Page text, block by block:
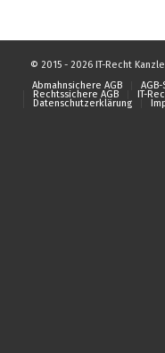
© 2015 - 2026 IT-Recht
Abmahnsichere AGB
Rechtssichere AGB IT-
Datenschutzerklärung